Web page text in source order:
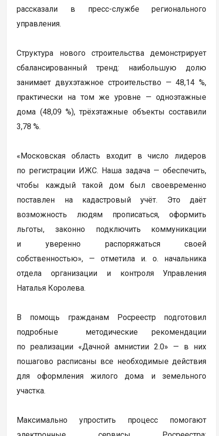
рассказали в пресс-службе регионального
управления.
Структура нового строительства демонстрирует
сбалансированный тренд: наибольшую долю
занимает двухэтажное строительство — 48,14 %,
практически на том же уровне — одноэтажные
дома (48,09 %), трёхэтажные объекты составили
3,78 %.
«Московская область входит в число лидеров
по регистрации ИЖС. Наша задача — обеспечить,
чтобы каждый такой дом был своевременно
поставлен на кадастровый учёт. Это даёт
возможность людям прописаться, оформить
льготы, законно подключить коммуникации
и уверенно распоряжаться своей
собственностью», — отметила и. о. начальника
отдела организации и контроля Управления
Наталья Королева.
В помощь гражданам Росреестр подготовил
подробные методические рекомендации
по реализации «Дачной амнистии 2.0» — в них
пошагово расписаны все необходимые действия
для оформления жилого дома и земельного
участка.
Максимально упростить процесс помогают